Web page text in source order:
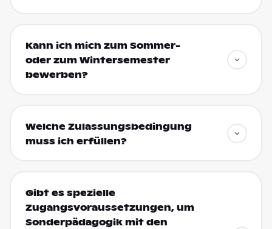
Kann ich mich zum Sommer-
oder zum Wintersemester
bewerben?
Welche Zulassungsbedingung
muss ich erfüllen?
Gibt es spezielle
Zugangsvoraussetzungen, um
Sonderpädagogik mit den